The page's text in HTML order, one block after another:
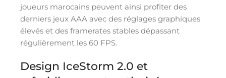
joueurs marocains peuvent ainsi profiter des
derniers jeux AAA avec des réglages graphiques
élevés et des framerates stables dépassant
régulièrement les 60 FPS.
Design IceStorm 2.0 et